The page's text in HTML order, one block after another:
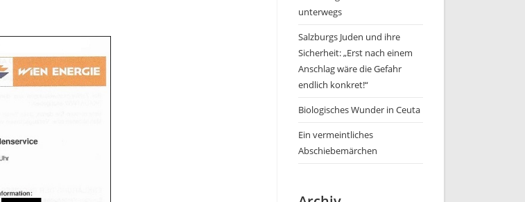
unterwegs
Salzburgs Juden und ihre
Sicherheit: „Erst nach einem
Anschlag wäre die Gefahr
endlich konkret!“
Biologisches Wunder in Ceuta
Ein vermeintliches
Abschiebemärchen